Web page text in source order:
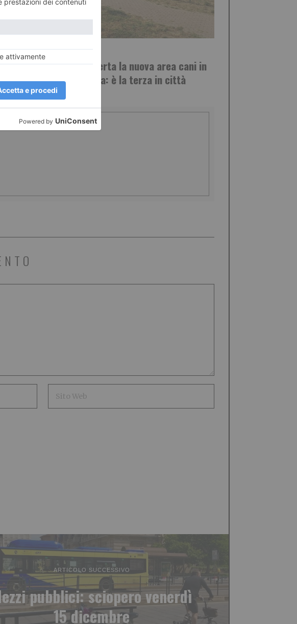
8 AGOSTO 2026
Santena, aperta la nuova area cani in
zona Carolina: è la terza in città
ARTICOLO SUCCESSIVO
pubblici: sciopero venerdì
15 dicembre